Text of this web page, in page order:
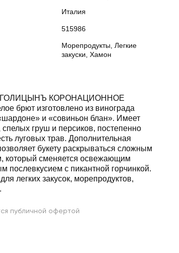
Италия
515986
Морепродукты, Легкие
закуски, Хамон
ГОЛИЦЫНЪ КОРОНАЦИОННОЕ
брют изготовлено из винограда
и «совиньон блан». Имеет
груш и персиков, постепенно
луговых трав. Дополнительная
букету раскрываться сложным
который сменяется освежающим
послевкусием с пикантной горчинкой.
легких закусок, морепродуктов,
публичной офертой